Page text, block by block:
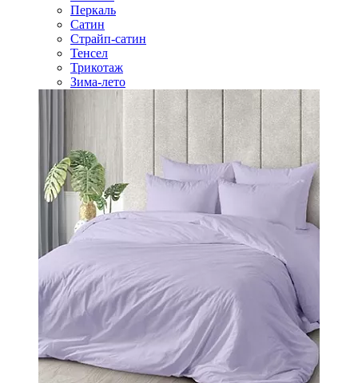
Перкаль
Сатин
Страйп-сатин
Тенсел
Трикотаж
Зима-лето